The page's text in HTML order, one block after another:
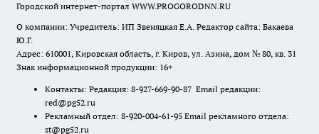
Городской интернет-портал WWW.PROGORODNN.RU
О компании: Учредитель: ИП Звеняцкая Е.А. Редактор сайта: Бакаева
Ю.Г.
Адрес: 610001, Кировская область, г. Киров, ул. Азина, дом № 80, кв. 31
Знак информационной продукции: 16+
Контакты: Редакция: 8-927-669-90-87 Email редакции:
red@pg52.ru
Рекламный отдел: 8-920-004-61-95 Email рекламного отдела:
st@pg52.ru